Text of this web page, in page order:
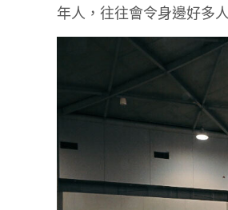
年人，往往會令身邊好多